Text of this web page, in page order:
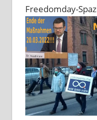
Freedomday-